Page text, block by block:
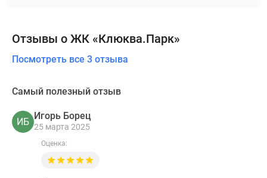
Отзывы о ЖК «Клюква.Парк»
Посмотреть все 3 отзыва
Самый полезный отзыв
ИБ
Игорь Борец
25 марта 2025
Оценка: